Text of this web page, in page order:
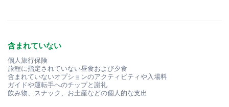
含まれていない
個人旅行保険
旅程に指定されていない昼食および夕食
含まれていないオプションのアクティビティや入場料
ガイドや運転手へのチップと謝礼
飲み物、スナック、お土産などの個人的な支出